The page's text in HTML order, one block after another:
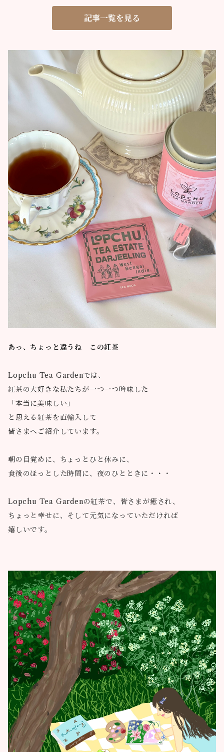
記事一覧を見る
あっ、ちょっと違うね この紅茶
Lopchu Tea Gardenでは、
紅茶の大好きな私たちが一つ一つ吟味した
「本当に美味しい」
と思える紅茶を直輸入して
皆さまへご紹介しています。
朝の目覚めに、ちょっとひと休みに、
食後のほっとした時間に、夜のひとときに・・・
Lopchu Tea Gardenの紅茶で、皆さまが癒され、
ちょっと幸せに、そして元気になっていただければ
嬉しいです。